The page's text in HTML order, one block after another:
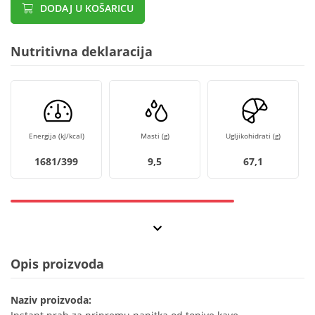
DODAJ U KOŠARICU
Nutritivna deklaracija
Energija (kJ/kcal)
1681/399
Masti (g)
9,5
Ugljikohidrati (g)
67,1
Opis proizvoda
Naziv proizvoda: